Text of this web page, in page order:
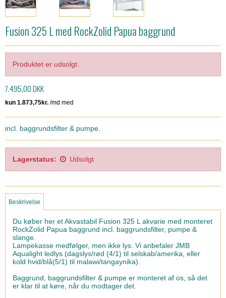
Fusion 325 L med RockZolid Papua baggrund
Produktet er udsolgt.
7.495,00 DKK
incl. baggrundsfilter & pumpe.
Lagerstatus: Udsolgt
Beskrivelse
Du køber her et Akvastabil Fusion 325 L akvarie med monteret
RockZolid Papua baggrund incl. baggrundsfilter, pumpe &
slange.
Lampekasse medfølger, men ikke lys. Vi anbefaler JMB
Aqualight ledlys (dagslys/rød (4/1) til selskab/amerika, eller
kold hvid/blå(5/1) til malawi/tangaynika).
Baggrund, baggrundsfilter & pumpe er monteret af os, så det
er klar til at køre, når du modtager det.